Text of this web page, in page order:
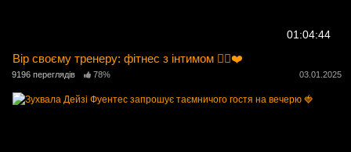
01:04:44
Вір своєму тренеру: фітнес з інтимом 🏋️‍♀️❤️
9196 переглядів 78% 03.01.2025